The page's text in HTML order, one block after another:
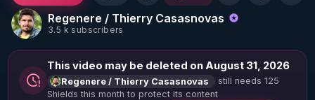
Regenere / Thierry Casasnovas
3.5 k subscribers
This video may be deleted on August 31, 2026
Regenere / Thierry Casasnovas
still needs 125
Shields this month to protect its content